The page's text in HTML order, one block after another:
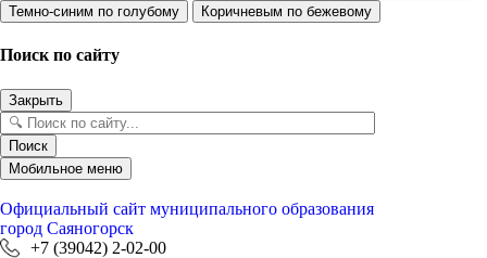
Темно-синим по голубому
Коричневым по бежевому
Поиск по сайту
Закрыть
Поиск
Мобильное меню
Официальный сайт муниципального образования
город Саяногорск
+7 (39042) 2-02-00